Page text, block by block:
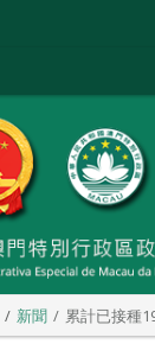
新聞 累計已接種